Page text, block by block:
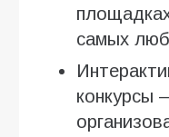
самых
конкурсы